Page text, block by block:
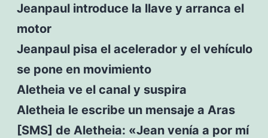
Jeanpaul introduce la llave y arranca el
motor
Jeanpaul pisa el acelerador y el vehículo
se pone en movimiento
Aletheia ve el canal y suspira
Aletheia le escribe un mensaje a Aras
[SMS] de Aletheia: «Jean venía a por mí